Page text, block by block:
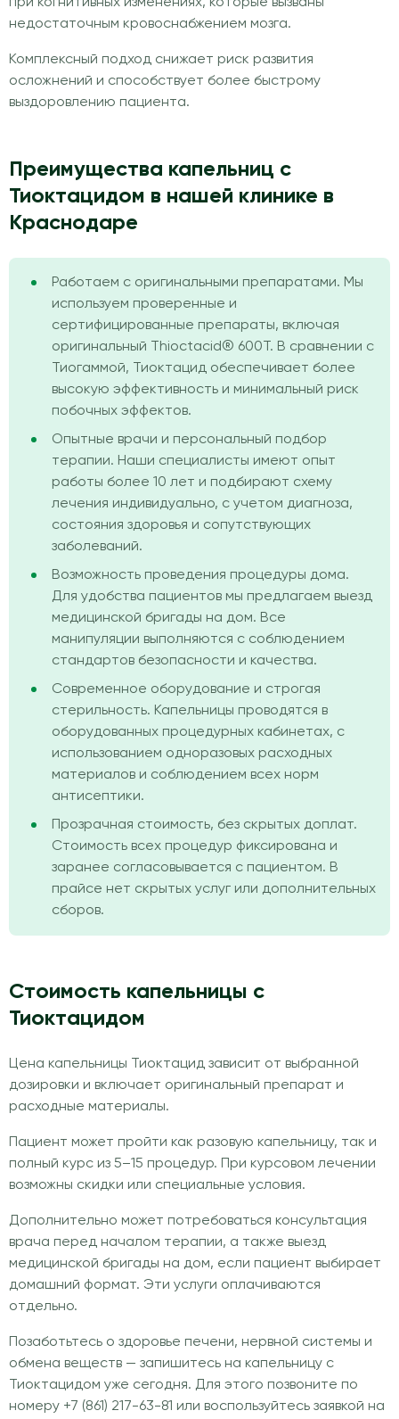
недостаточным кровоснабжением мозга.
Комплексный подход снижает риск развития
осложнений и способствует более быстрому
выздоровлению пациента.
Преимущества капельниц с
Тиоктацидом в нашей клинике в
Краснодаре
Работаем с оригинальными препаратами. Мы
используем проверенные и
сертифицированные препараты, включая
оригинальный Thioctacid® 600T. В сравнении с
Тиогаммой, Тиоктацид обеспечивает более
высокую эффективность и минимальный риск
побочных эффектов.
Опытные врачи и персональный подбор
терапии. Наши специалисты имеют опыт
работы более 10 лет и подбирают схему
лечения индивидуально, с учетом диагноза,
состояния здоровья и сопутствующих
заболеваний.
Возможность проведения процедуры дома.
Для удобства пациентов мы предлагаем выезд
медицинской бригады на дом. Все
манипуляции выполняются с соблюдением
стандартов безопасности и качества.
Современное оборудование и строгая
стерильность. Капельницы проводятся в
оборудованных процедурных кабинетах, с
использованием одноразовых расходных
материалов и соблюдением всех норм
антисептики.
Прозрачная стоимость, без скрытых доплат.
Стоимость всех процедур фиксирована и
заранее согласовывается с пациентом. В
прайсе нет скрытых услуг или дополнительных
сборов.
Стоимость капельницы с
Тиоктацидом
Цена капельницы Тиоктацид зависит от выбранной
дозировки и включает оригинальный препарат и
расходные материалы.
Пациент может пройти как разовую капельницу, так и
полный курс из 5–15 процедур. При курсовом лечении
возможны скидки или специальные условия.
Дополнительно может потребоваться консультация
врача перед началом терапии, а также выезд
медицинской бригады на дом, если пациент выбирает
домашний формат. Эти услуги оплачиваются
отдельно.
Позаботьтесь о здоровье печени, нервной системы и
обмена веществ — запишитесь на капельницу с
Тиоктацидом уже сегодня. Для этого позвоните по
номеру +7 (861) 217-63-81 или воспользуйтесь заявкой на